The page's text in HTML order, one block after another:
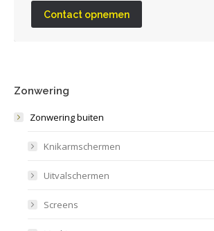
Contact opnemen
Zonwering
Zonwering buiten
Knikarmschermen
Uitvalschermen
Screens